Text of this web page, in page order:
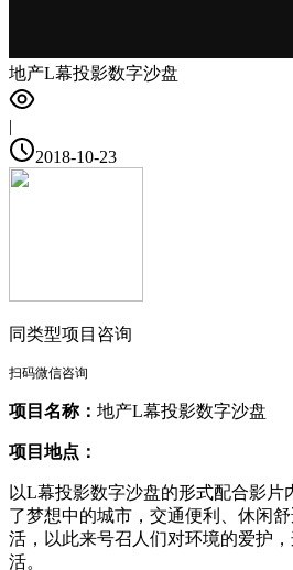
地产L幕投影数字沙盘
|
2018-10-23
同类型项目咨询
扫码微信咨询
项目名称： 地产L幕投影数字沙盘
项目地点：
以L幕投影数字沙盘的形式配合影片
了梦想中的城市，交通便利、休闲
活，以此来号召人们对环境的爱护
活。